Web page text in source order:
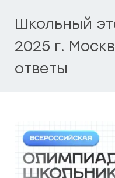
Школьный
2025 г.
ответы